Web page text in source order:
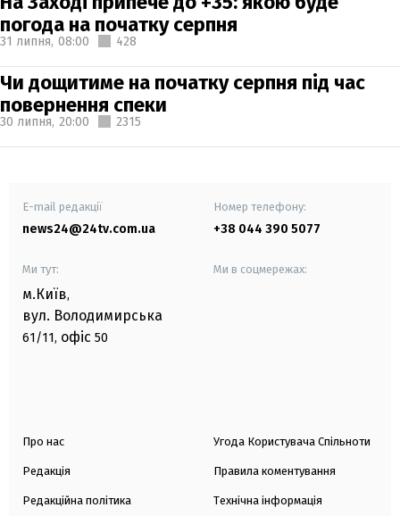
погода на початку серпня
31 липня, 08:00 428
Чи дощитиме на початку серпня під час
повернення спеки
30 липня, 20:00 2315
E-mail редакції
news24@24tv.com.ua
Номер телефону:
+38 044 390 5077
Ми тут:
м.Київ,
вул. Володимирська
61/11, офіс 50
Ми в соцмережах:
Про нас
Редакція
Редакційна політика
Угода Користувача Спільноти
Правила коментування
Технічна інформація